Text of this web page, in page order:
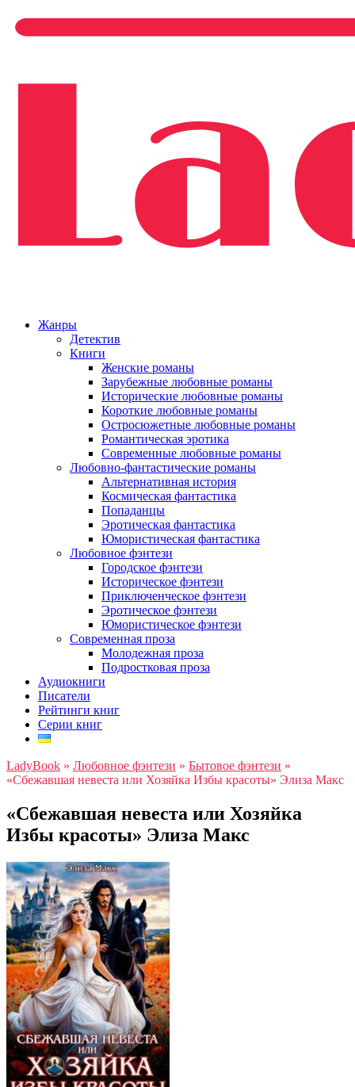
Жанры
Детектив
Книги
Женские романы
Зарубежные любовные романы
Исторические любовные романы
Короткие любовные романы
Остросюжетные любовные романы
Романтическая эротика
Современные любовные романы
Любовно-фантастические романы
Альтернативная история
Космическая фантастика
Попаданцы
Эротическая фантастика
Юмористическая фантастика
Любовное фэнтези
Городское фэнтези
Историческое фэнтези
Приключенческое фэнтези
Эротическое фэнтези
Юмористическое фэнтези
Современная проза
Молодежная проза
Подростковая проза
Аудиокниги
Писатели
Рейтинги книг
Серии книг
LadyBook » Любовное фэнтези » Бытовое фэнтези »
«Сбежавшая невеста или Хозяйка Избы красоты» Элиза Макс
«Сбежавшая невеста или Хозяйка
Избы красоты» Элиза Макс